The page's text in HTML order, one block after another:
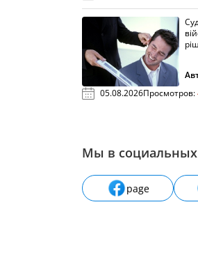
05.08.2026Просмотров:
Мы в социальных
page